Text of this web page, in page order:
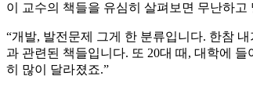
이 교수의 책들을 유심히 살펴보면 무난하
“개발, 발전문제 그게 한 분류입니다. 한참
과 관련된 책들입니다. 또 20대 때, 대학에
히 많이 달라졌죠.”